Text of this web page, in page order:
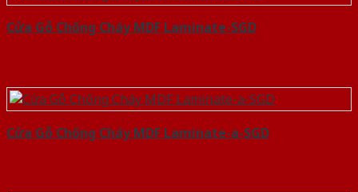
Cửa Gỗ Chống Cháy MDF Laminate-SGD
Cửa Gỗ Chống Cháy MDF Laminate-a-SGD